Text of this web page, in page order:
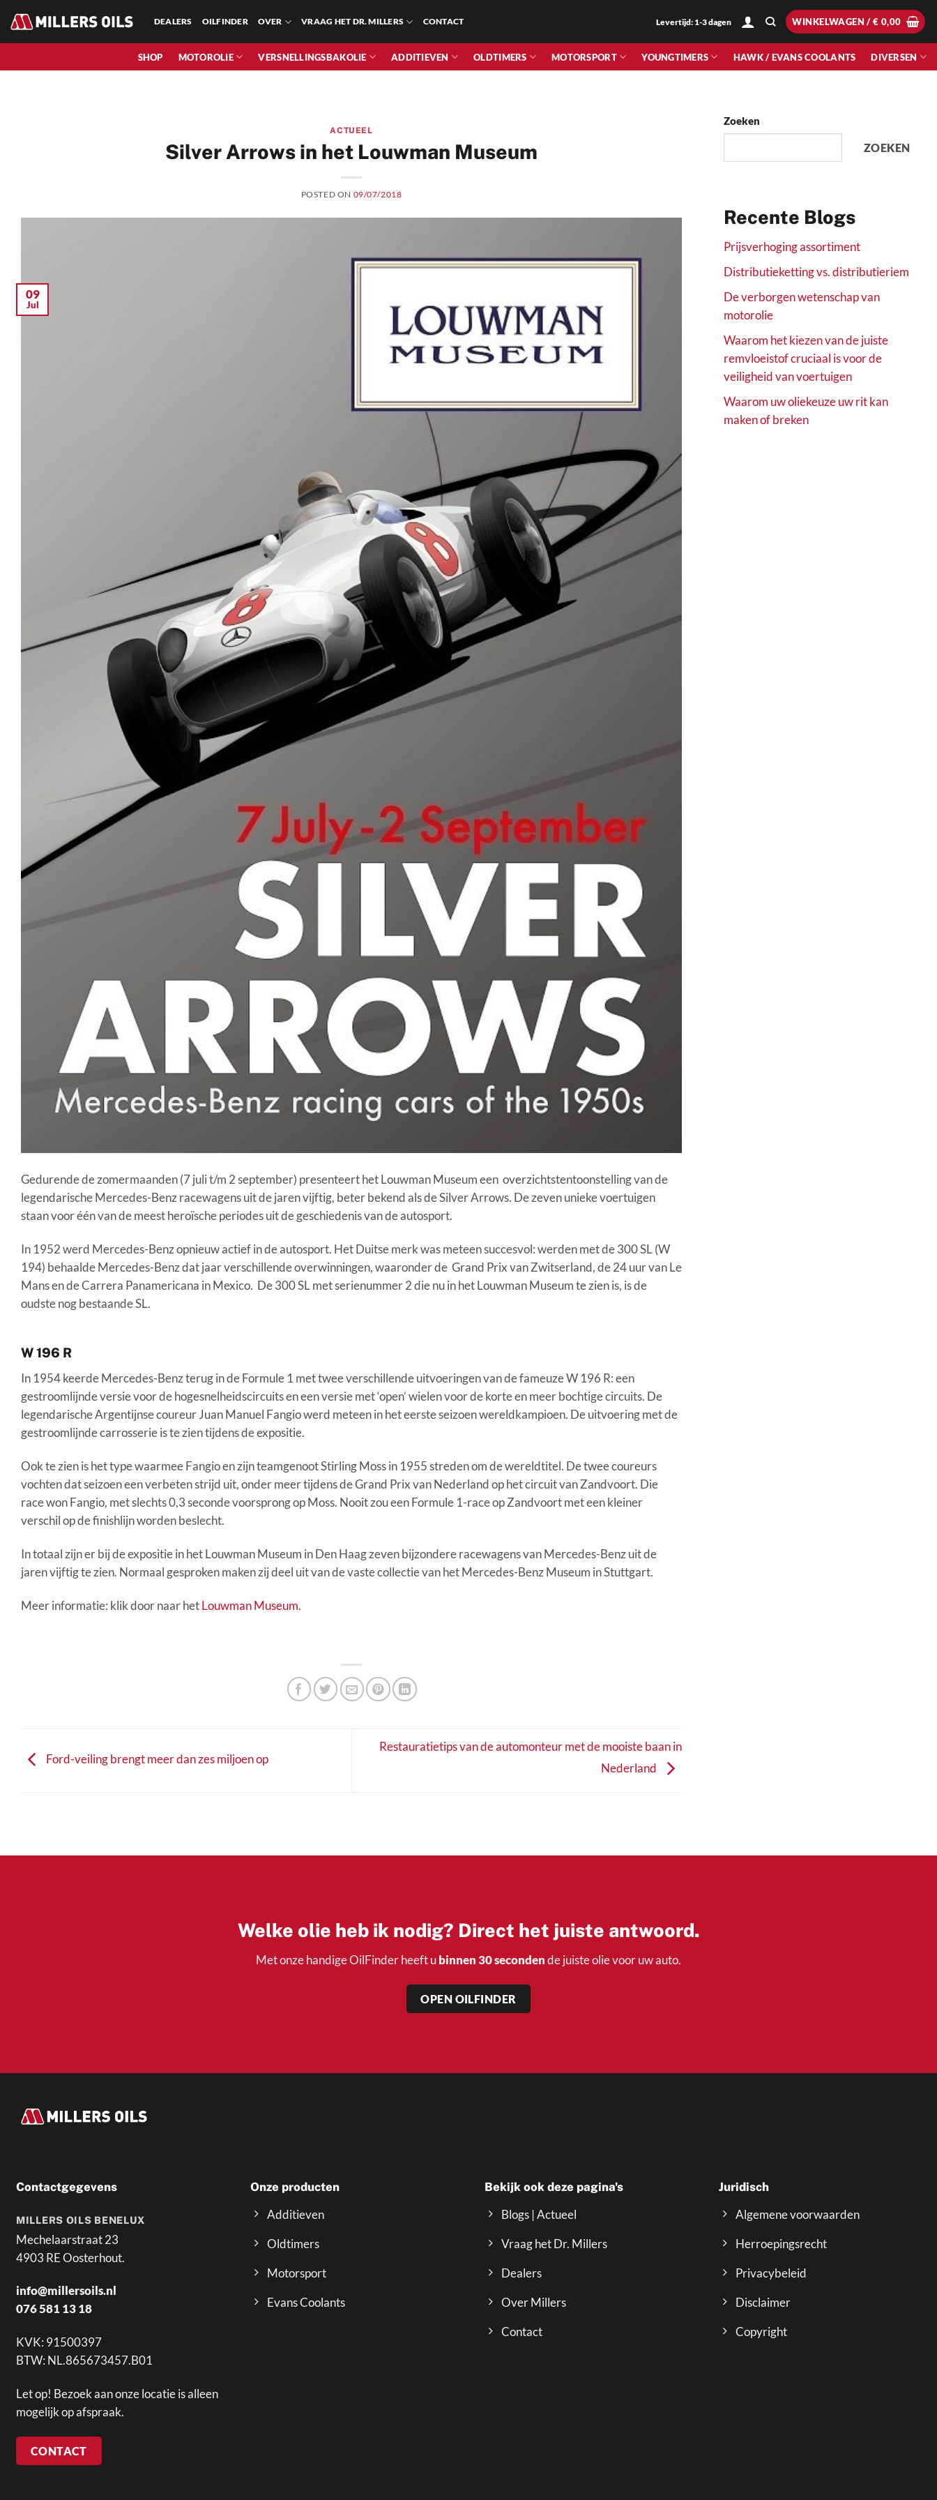
content
DEALERS OILFINDER OVER VRAAG HET DR. MILLERS CONTACT Levertijd: 1-3 dagen WINKELWAGEN /€ 0,00
SHOP MOTOROLIE VERSNELLINGSBAKOLIE ADDITIEVEN OLDTIMERS MOTORSPORT YOUNGTIMERS HAWK / EVANS COOLANTS DIVERSEN
ACTUEEL
Silver Arrows in het Louwman Museum
POSTED ON 09/07/2018
09
Jul
Gedurende de zomermaanden (7 juli t/m 2 september) presenteert het Louwman Museum een overzichtstentoonstelling van de
legendarische Mercedes-Benz racewagens uit de jaren vijftig, beter bekend als de Silver Arrows. De zeven unieke voertuigen
staan voor één van de meest heroïsche periodes uit de geschiedenis van de autosport.
In 1952 werd Mercedes-Benz opnieuw actief in de autosport. Het Duitse merk was meteen succesvol: werden met de 300 SL (W
194) behaalde Mercedes-Benz dat jaar verschillende overwinningen, waaronder de Grand Prix van Zwitserland, de 24 uur van Le
Mans en de Carrera Panamericana in Mexico. De 300 SL met serienummer 2 die nu in het Louwman Museum te zien is, is de
oudste nog bestaande SL.
W 196 R
In 1954 keerde Mercedes-Benz terug in de Formule 1 met twee verschillende uitvoeringen van de fameuze W 196 R: een
gestroomlijnde versie voor de hogesnelheidscircuits en een versie met ‘open’ wielen voor de korte en meer bochtige circuits. De
legendarische Argentijnse coureur Juan Manuel Fangio werd meteen in het eerste seizoen wereldkampioen. De uitvoering met de
gestroomlijnde carrosserie is te zien tijdens de expositie.
Ook te zien is het type waarmee Fangio en zijn teamgenoot Stirling Moss in 1955 streden om de wereldtitel. De twee coureurs
vochten dat seizoen een verbeten strijd uit, onder meer tijdens de Grand Prix van Nederland op het circuit van Zandvoort. Die
race won Fangio, met slechts 0,3 seconde voorsprong op Moss. Nooit zou een Formule 1-race op Zandvoort met een kleiner
verschil op de finishlijn worden beslecht.
In totaal zijn er bij de expositie in het Louwman Museum in Den Haag zeven bijzondere racewagens van Mercedes-Benz uit de
jaren vijftig te zien. Normaal gesproken maken zij deel uit van de vaste collectie van het Mercedes-Benz Museum in Stuttgart.
Meer informatie: klik door naar hetLouwman Museum.
Ford-veiling brengt meer dan zes miljoen op
Restauratietips van de automonteur met de mooiste baan in
Nederland
Zoeken
ZOEKEN
Recente Blogs
Prijsverhoging assortiment
Distributieketting vs. distributieriem
De verborgen wetenschap van
motorolie
Waarom het kiezen van de juiste
remvloeistof cruciaal is voor de
veiligheid van voertuigen
Waarom uw oliekeuze uw rit kan
maken of breken
Welke olie heb ik nodig? Direct het juiste antwoord.
Met onze handige OilFinder heeft ubinnen 30 secondende juiste olie voor uw auto.
OPEN OILFINDER
Contactgegevens
MILLERS OILS BENELUX
Mechelaarstraat 23
4903 RE Oosterhout.
info@millersoils.nl
076 581 13 18
KVK: 91500397
BTW: NL.865673457.B01
Let op! Bezoek aan onze locatie is alleen
mogelijk op afspraak.
CONTACT
Onze producten
Additieven
Oldtimers
Motorsport
Evans Coolants
Bekijk ook deze pagina's
Blogs | Actueel
Vraag het Dr. Millers
Dealers
Over Millers
Contact
Juridisch
Algemene voorwaarden
Herroepingsrecht
Privacybeleid
Disclaimer
Copyright